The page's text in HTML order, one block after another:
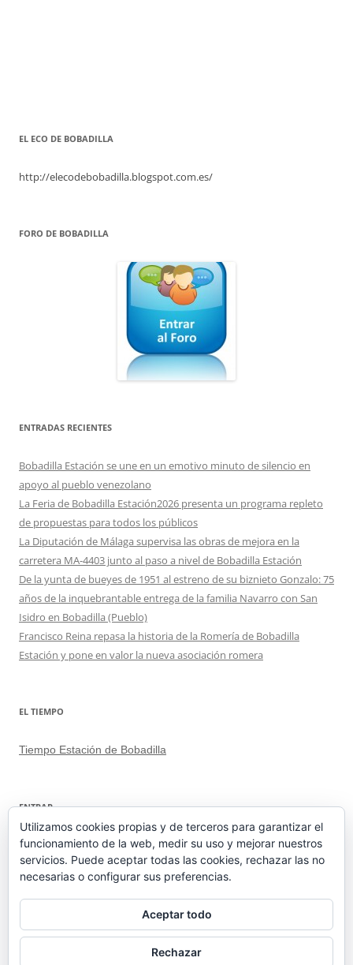
EL ECO DE BOBADILLA
http://elecodebobadilla.blogspot.com.es/
FORO DE BOBADILLA
ENTRADAS RECIENTES
Bobadilla Estación se une en un emotivo minuto de silencio en
apoyo al pueblo venezolano
La Feria de Bobadilla Estación2026 presenta un programa repleto
de propuestas para todos los públicos
La Diputación de Málaga supervisa las obras de mejora en la
carretera MA-4403 junto al paso a nivel de Bobadilla Estación
De la yunta de bueyes de 1951 al estreno de su biznieto Gonzalo: 75
años de la inquebrantable entrega de la familia Navarro con San
Isidro en Bobadilla (Pueblo)
Francisco Reina repasa la historia de la Romería de Bobadilla
Estación y pone en valor la nueva asociación romera
EL TIEMPO
Tiempo Estación de Bobadilla
ENTRAR
Acceder
Feed de entradas
Feed de comentarios
WordPress.org
Utilizamos cookies propias y de terceros para garantizar el
funcionamiento de la web, medir su uso y mejorar nuestros
servicios. Puede aceptar todas las cookies, rechazar las no
necesarias o configurar sus preferencias.
Aceptar todo
Rechazar